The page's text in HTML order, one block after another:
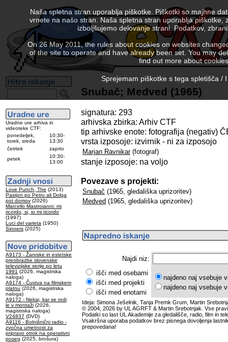
Uradne ure arhiva in
videoteke CTF:
ponedeljek,
torek, sreda
10:30-
13:30
četrtek
zaprto
petek
10:30-
13:00
Love Punch, The (2013)
Pasijon po Petru ali Dolga
pot domov (2026)
Marcello Mastroianni: mi
ricordo, si, io mi ricordo
(1997)
Luci del varieta (1950)
Sinners (2025)
A9173 - Žanrske in estetske
preobrazbe slovenske
televizijske serije po letu
1991 (2026, magistrska
naloga)
A9174 - Čustva na filmskem
platnu (2026, magistrska
naloga)
A9172 - Nekaj, kar se rodi
le v montaži (2026,
magistrska naloga)
V24837 (DVD)
A9116 - Bolnišnični radio -
zvočna umetnost za
pripravo otrok na operativni
poseg (2025, brošura)
Snubač; Medved (1965)
signatura: 293
arhivska zbirka: Arhiv CTF
tip arhivske enote: fotografija (negativ)
vrsta izposoje: izvirnik - ni za izposojo
Marjan Ravnikar(fotograf)
stanje izposoje: na voljo
Povezave s projekti:
Snubač (1965, gledališka uprizoritev)
Medved (1965, gledališka uprizoritev)
Najdi niz:
išči med osebami
išči med projekti
išči med enotami
najdeno naj vsebuje
najdeno naj vsebuje
Ideja: Simona Ješelnik, Tanja Premk Grum, Martin
© 2004, 2026 by UL AGRFT & Martin Srebotnjak. Vse
Podatki so last UL Akademije za gledališče, radio, film in
Vsakršna uporaba podatkov brez pisnega dovoljenja
prepovedana!
Naša spletna stran uporablja piškotke. Piškotki so majhne
vrnete na našo stran. Naša spletna stran uporablja
izboljšujemo delovanje strani. Podatkov,
On 26 May 2011, the rules about cookies on websites
of the site to operate and have already been set. You may
find out more about
Sprejemam piškotke s tega spletišča /